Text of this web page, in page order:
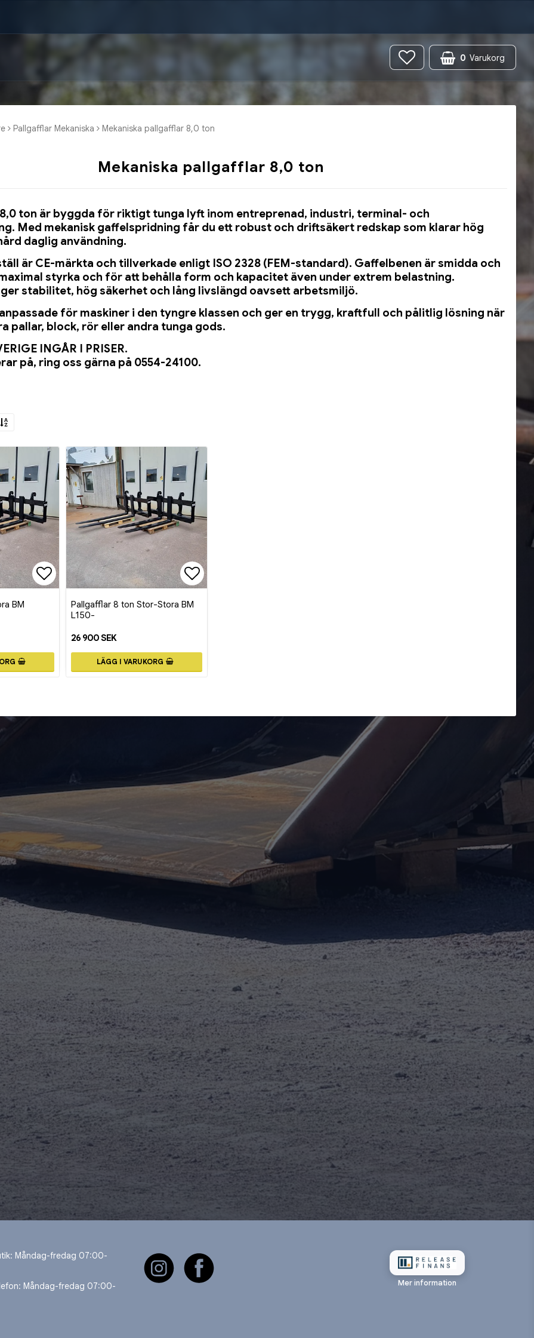
0 Varukorg
Pallgafflar Mekaniska Mekaniska pallgafflar 8,0 ton
Mekaniska pallgafflar 8,0 ton
ton är byggda för riktigt tunga lyft inom entreprenad, industri, terminal- och
Med mekanisk gaffelspridning får du ett robust och driftsäkert redskap som klarar hög
daglig användning.
är CE-märkta och tillverkade enligt ISO 2328 (FEM-standard). Gaffelbenen är smidda och
styrka och för att behålla form och kapacitet även under extrem belastning.
stabilitet, hög säkerhet och lång livslängd oavsett arbetsmiljö.
för maskiner i den tyngre klassen och ger en trygg, kraftfull och pålitlig lösning när
pallar, block, rör eller andra tunga gods.
INGÅR I PRISER.
på, ring oss gärna på 0554-24100.
Lägg till i favoritlistan
BM Lägg till i favoritlistan
Pallgafflar 8 ton Stor-Stora BM
L150-
26 900 SEK
LÄGG I VARUKORG
Måndag-fredag 07:00-
Måndag-fredag 07:00-
Mer information